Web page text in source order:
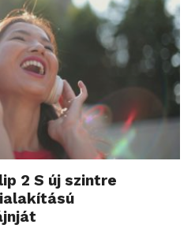
2 S új szintre